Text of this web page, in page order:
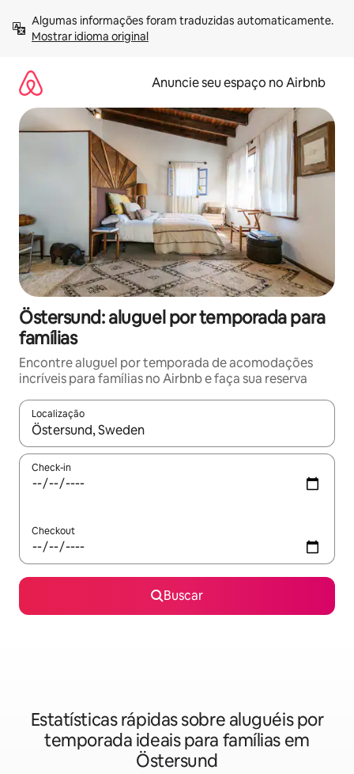
para
Mostrar idioma original
Anuncie seu espaço no Airbnb
Östersund: aluguel por temporada para
famílias
Encontre aluguel por temporada de acomodações
incríveis para famílias no Airbnb e faça sua reserva
Localização
Quando os resultados estiverem disponíveis, explore-os
Check-in
Checkout
Buscar
Estatísticas rápidas sobre aluguéis por
temporada ideais para famílias em
Östersund